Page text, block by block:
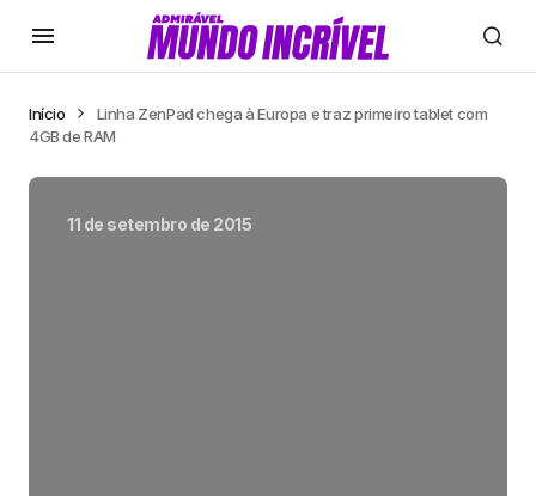
Início
Linha ZenPad chega à Europa e traz primeiro tablet com
4GB de RAM
11 de setembro de 2015